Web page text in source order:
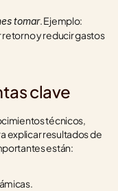
tomar. Ejemplo:
retorno y reducir gastos
clave
técnicos,
explicar resultados de
están: